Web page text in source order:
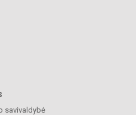
savivaldybė